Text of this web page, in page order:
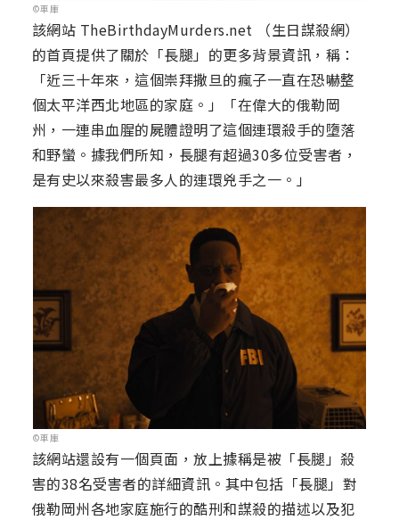
©車庫
該網站 TheBirthdayMurders.net （生日謀殺網）
的首頁提供了關於「長腿」的更多背景資訊，稱：
「近三十年來，這個崇拜撒旦的瘋子一直在恐嚇整
個太平洋西北地區的家庭。」「在偉大的俄勒岡
州，一連串血腥的屍體證明了這個連環殺手的墮落
和野蠻。據我們所知，長腿有超過30多位受害者，
是有史以來殺害最多人的連環兇手之一。」
©車庫
該網站還設有一個頁面，放上據稱是被「長腿」殺
害的38名受害者的詳細資訊。其中包括「長腿」對
俄勒岡州各地家庭施行的酷刑和謀殺的描述以及犯